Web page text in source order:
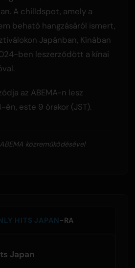
A chilldspot, amely a
beható hangzásáról ismert,
Japánban, Kínában
ben leszerződött a kínai
az ABEMA-n lesz
én, este 9 órakor (JST).
közreműködésével
HITS JAPAN-RA
Japan